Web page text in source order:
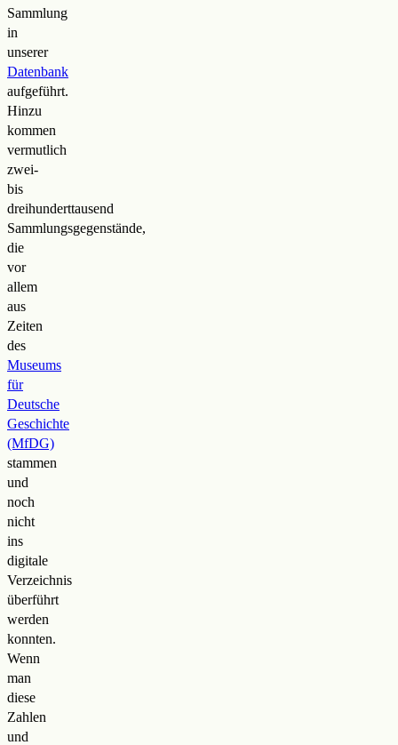
Sammlung
in
unserer
Datenbank
aufgeführt.
Hinzu
kommen
vermutlich
zwei-
bis
dreihunderttausend
Sammlungsgegenstände,
die
vor
allem
aus
Zeiten
des
Museums
für
Deutsche
Geschichte
(MfDG)
stammen
und
noch
nicht
ins
digitale
Verzeichnis
überführt
werden
konnten.
Wenn
man
diese
Zahlen
und